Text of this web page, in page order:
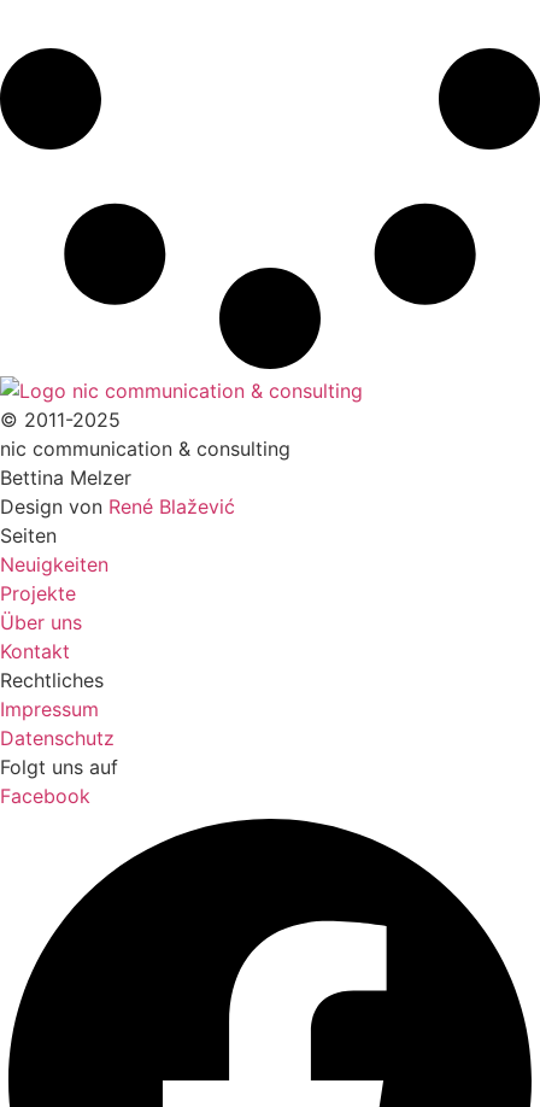
© 2011-2025
nic communication & consulting
Bettina Melzer
Design von René Blažević
Seiten
Neuigkeiten
Projekte
Über uns
Kontakt
Rechtliches
Impressum
Datenschutz
Folgt uns auf
Facebook